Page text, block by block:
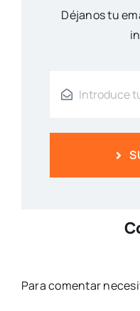
Déjanos tu
Para comentar